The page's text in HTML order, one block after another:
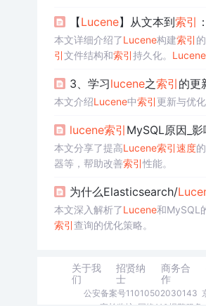
【Lucene】从文本到索引 ：
本文详细介绍了Lucene构建索引
引文件结构和索引持久化。 Lucene
3、学习lucene之索引 的更
本文介绍Lucene中索引 更新与优
lucene索引 MySQL原因_影
本文分享了提高Lucene索引速度
器等，帮助改善索引性能。
为什么Elasticsearch/
本文深入解析了Lucene和MySQL
索引查询的优化策略。
关于我
们
招贤纳
士
商务合
作
公安备案号11010502030143